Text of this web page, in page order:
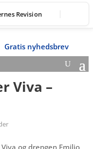
Revision
Gratis nyhedsbrev
Viva –
og drengen Emilio